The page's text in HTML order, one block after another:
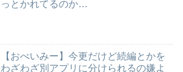
っとかれてるのか…
【おべいみー】今更だけど続編とかを
わざわざ別アプリに分けられるの嫌よ